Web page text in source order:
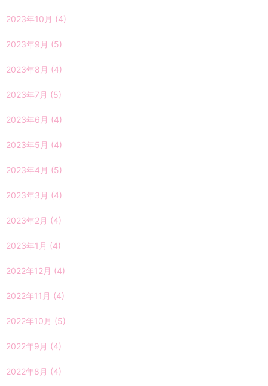
2023年10月 (4)
2023年9月 (5)
2023年8月 (4)
2023年7月 (5)
2023年6月 (4)
2023年5月 (4)
2023年4月 (5)
2023年3月 (4)
2023年2月 (4)
2023年1月 (4)
2022年12月 (4)
2022年11月 (4)
2022年10月 (5)
2022年9月 (4)
2022年8月 (4)